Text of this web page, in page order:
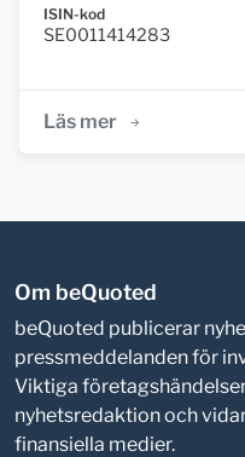
ISIN-kod
SE0011414283
Läs mer
Om beQuoted
beQuoted publicerar
pressmeddelanden för
Viktiga
nyhetsredaktion och
finansiella medier.